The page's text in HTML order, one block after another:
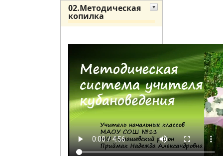
02.Методическая
копилка